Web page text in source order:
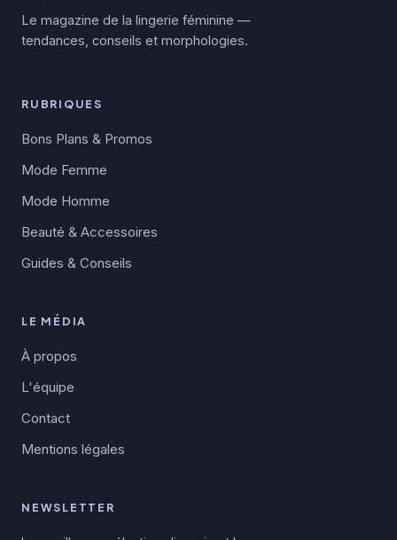
Le magazine de la lingerie féminine —
tendances, conseils et morphologies.
RUBRIQUES
Bons Plans & Promos
Mode Femme
Mode Homme
Beauté & Accessoires
Guides & Conseils
LE MÉDIA
À propos
L'équipe
Contact
Mentions légales
NEWSLETTER